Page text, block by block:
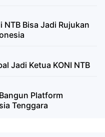
NTB Bisa Jadi Rujukan
Jadi Ketua KONI NTB
Platform
Tenggara